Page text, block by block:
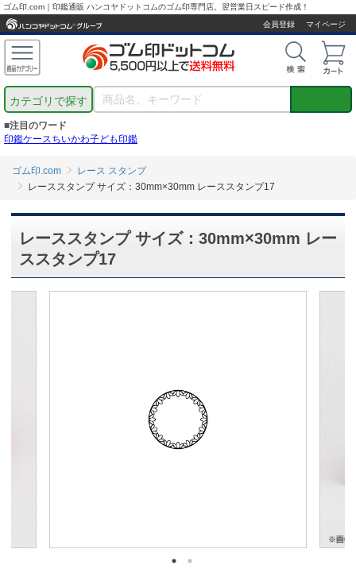
ゴム印.com｜印鑑通販 ハンコヤドットコムのゴム印専門店。翌営業日スピード作成！
会員登録
マイページ
カテゴリで探す
■注目のワード
印鑑ケースちいかわ子ども印鑑
ゴム印.com
レース スタンプ
レーススタンプ サイズ：30mm×30mm レーススタンプ17
レーススタンプ サイズ：30mm×30mm レー
ススタンプ17